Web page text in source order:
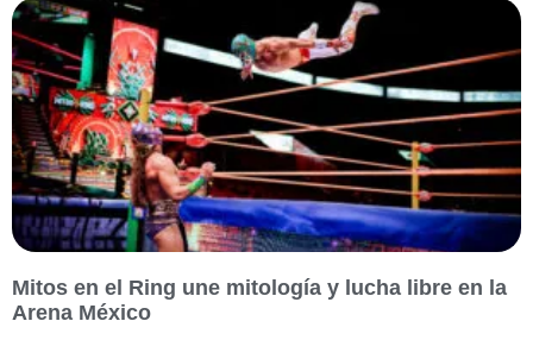
Mitos en el Ring une mitología y lucha libre en la
Arena México